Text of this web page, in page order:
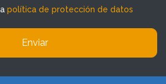
política de protección de datos
Enviar